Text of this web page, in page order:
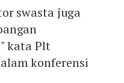
swasta juga
kata Plt
konferensi